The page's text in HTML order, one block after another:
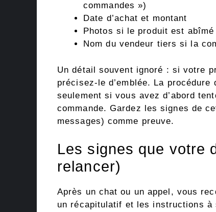
commandes »)
Date d’achat et montant
Photos si le produit est
Nom du vendeur tiers si la
Un détail souvent ignoré : si votre
précisez-le d’emblée. La
seulement si vous avez d’abord
commande. Gardez les signes de
messages) comme preuve.
Les signes que votre
relancer)
Après un chat ou un appel, vous
un récapitulatif et les instructions à